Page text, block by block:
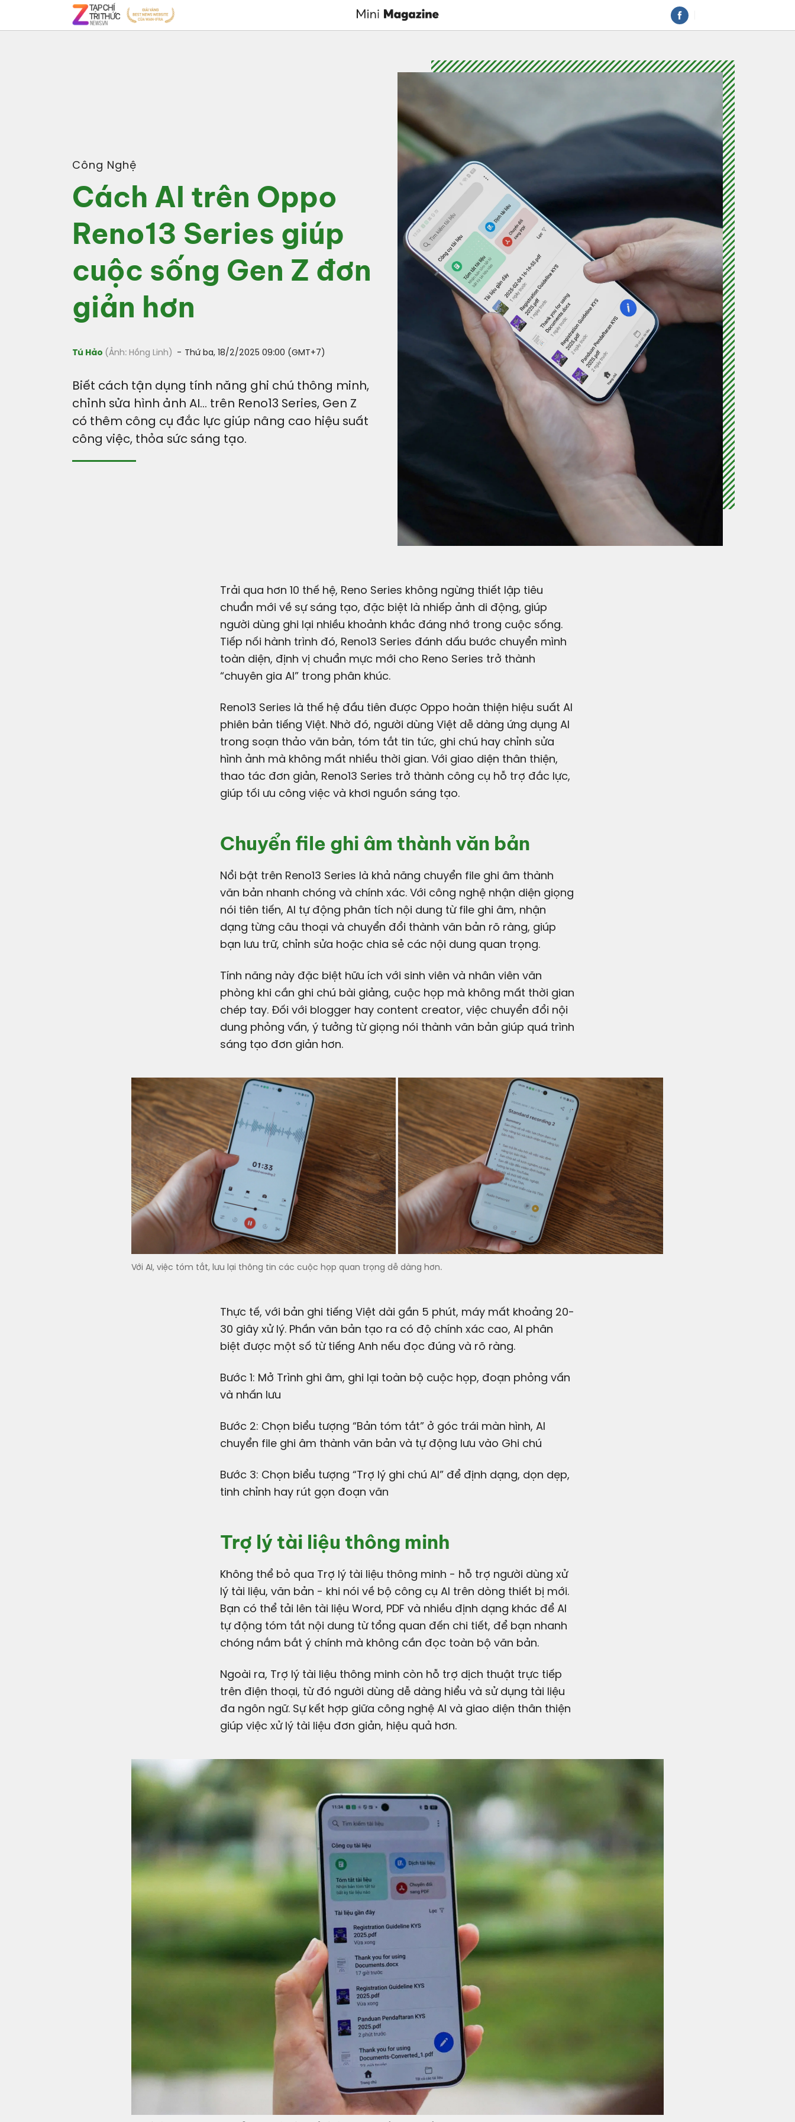
Công Nghệ
Cách AI trên Oppo
Reno13 Series giúp
cuộc sống Gen Z đơn
giản hơn
Tú Hảo Ảnh: Hồng Linh Thứ ba, 18/2/2025 09:00 (GMT+7)
Biết cách tận dụng tính năng ghi chú thông minh,
chỉnh sửa hình ảnh AI... trên Reno13 Series, Gen Z
có thêm công cụ đắc lực giúp nâng cao hiệu suất
công việc, thỏa sức sáng tạo.
Trải qua hơn 10 thế hệ, Reno Series không ngừng thiết lập tiêu
chuẩn mới về sự sáng tạo, đặc biệt là nhiếp ảnh di động, giúp
người dùng ghi lại nhiều khoảnh khắc đáng nhớ trong cuộc sống.
Tiếp nối hành trình đó, Reno13 Series đánh dấu bước chuyển mình
toàn diện, định vị chuẩn mực mới cho Reno Series trở thành
“chuyên gia AI” trong phân khúc.
Reno13 Series là thế hệ đầu tiên được Oppo hoàn thiện hiệu suất AI
phiên bản tiếng Việt. Nhờ đó, người dùng Việt dễ dàng ứng dụng AI
trong soạn thảo văn bản, tóm tắt tin tức, ghi chú hay chỉnh sửa
hình ảnh mà không mất nhiều thời gian. Với giao diện thân thiện,
thao tác đơn giản, Reno13 Series trở thành công cụ hỗ trợ đắc lực,
giúp tối ưu công việc và khơi nguồn sáng tạo.
Chuyển file ghi âm thành văn bản
Nổi bật trên Reno13 Series là khả năng chuyển file ghi âm thành
văn bản nhanh chóng và chính xác. Với công nghệ nhận diện giọng
nói tiên tiến, AI tự động phân tích nội dung từ file ghi âm, nhận
dạng từng câu thoại và chuyển đổi thành văn bản rõ ràng, giúp
bạn lưu trữ, chỉnh sửa hoặc chia sẻ các nội dung quan trọng.
Tính năng này đặc biệt hữu ích với sinh viên và nhân viên văn
phòng khi cần ghi chú bài giảng, cuộc họp mà không mất thời gian
chép tay. Đối với blogger hay content creator, việc chuyển đổi nội
dung phỏng vấn, ý tưởng từ giọng nói thành văn bản giúp quá trình
sáng tạo đơn giản hơn.
Với AI, việc tóm tắt, lưu lại thông tin các cuộc họp quan trọng dễ dàng hơn.
Thực tế, với bản ghi tiếng Việt dài gần 5 phút, máy mất khoảng 20-
30 giây xử lý. Phần văn bản tạo ra có độ chính xác cao, AI phân
biệt được một số từ tiếng Anh nếu đọc đúng và rõ ràng.
Bước 1: Mở Trình ghi âm, ghi lại toàn bộ cuộc họp, đoạn phỏng vấn
và nhấn lưu
Bước 2: Chọn biểu tượng “Bản tóm tắt” ở góc trái màn hình, AI
chuyển file ghi âm thành văn bản và tự động lưu vào Ghi chú
Bước 3: Chọn biểu tượng “Trợ lý ghi chú AI” để định dạng, dọn dẹp,
tinh chỉnh hay rút gọn đoạn văn
Trợ lý tài liệu thông minh
Không thể bỏ qua Trợ lý tài liệu thông minh - hỗ trợ người dùng xử
lý tài liệu, văn bản - khi nói về bộ công cụ AI trên dòng thiết bị mới.
Bạn có thể tải lên tài liệu Word, PDF và nhiều định dạng khác để AI
tự động tóm tắt nội dung từ tổng quan đến chi tiết, để bạn nhanh
chóng nắm bắt ý chính mà không cần đọc toàn bộ văn bản.
Ngoài ra, Trợ lý tài liệu thông minh còn hỗ trợ dịch thuật trực tiếp
trên điện thoại, từ đó người dùng dễ dàng hiểu và sử dụng tài liệu
đa ngôn ngữ. Sự kết hợp giữa công nghệ AI và giao diện thân thiện
giúp việc xử lý tài liệu đơn giản, hiệu quả hơn.